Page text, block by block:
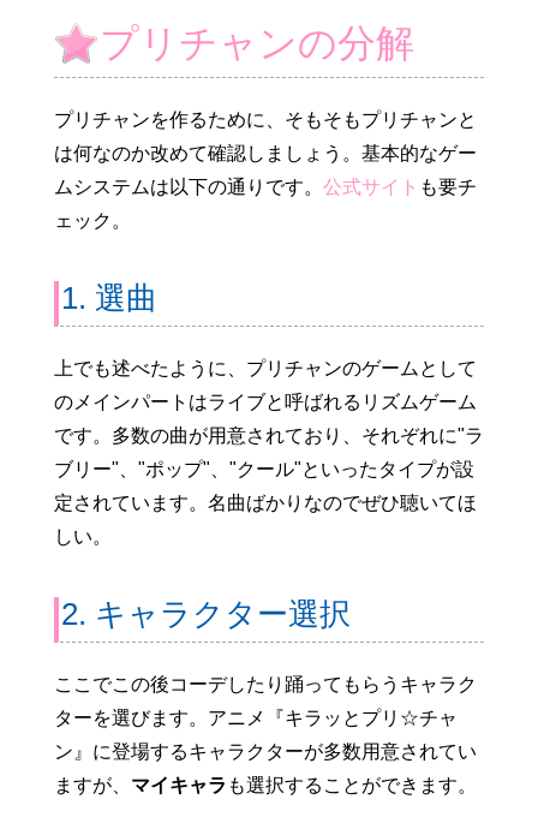
プリチャンの分解
プリチャンを作るために、そもそもプリチャンと
は何なのか改めて確認しましょう。基本的なゲー
ムシステムは以下の通りです。 公式サイト も要チ
ェック。
1. 選曲
上でも述べたように、プリチャンのゲームとして
のメインパートはライブと呼ばれるリズムゲーム
です。多数の曲が用意されており、それぞれに"ラ
ブリー"、"ポップ"、"クール"といったタイプが設
定されています。名曲ばかりなのでぜひ聴いてほ
しい。
2. キャラクター選択
ここでこの後コーデしたり踊ってもらうキャラク
ターを選びます。アニメ『キラッとプリ☆チャ
ン』に登場するキャラクターが多数用意されてい
ますが、 マイキャラ も選択することができます。